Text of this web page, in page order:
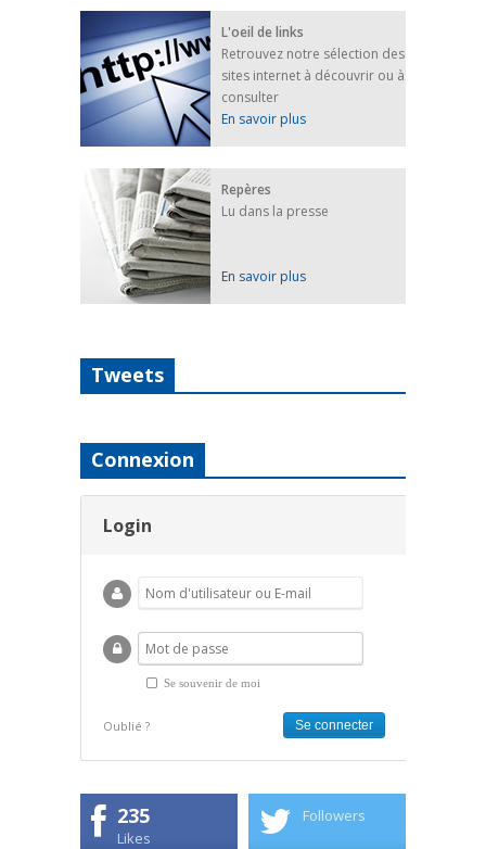
L'oeil de links
Retrouvez notre sélection des
sites internet à découvrir ou à
consulter
En savoir plus
Repères
Lu dans la presse
En savoir plus
Tweets
Connexion
Login
Se souvenir de moi
Oublié ?
235
Likes
Followers